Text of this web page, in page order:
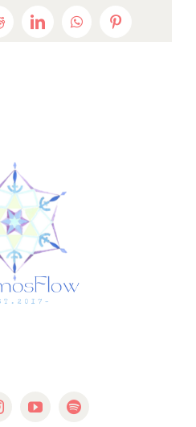
LinkedInWhatsAppPinterest